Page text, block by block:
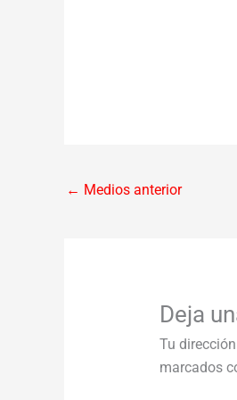
← Medios anterior
Deja
Tu
marcados